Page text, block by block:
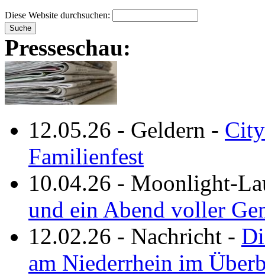
Diese Website durchsuchen:
Presseschau:
12.05.26 - Geldern -
Familienfest
10.04.26 - Moonlight-
und ein Abend voller
12.02.26 - Nachricht -
am Niederrhein im